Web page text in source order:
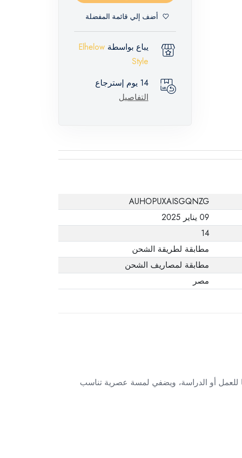
أضف إلي قائمة المفضلة
يباع بواسطة Elhelow
Style
14 يوم إسترجاع
التفاصيل
AUHOPUXAISGQNZG
09 يناير 2025
14
مطابقة لطريقة الشحن
مطابقة لمصاريف الشحن
مصر
ومريحًا للعمل أو الدراسة، ويضفي لمسة عصرية تناسب